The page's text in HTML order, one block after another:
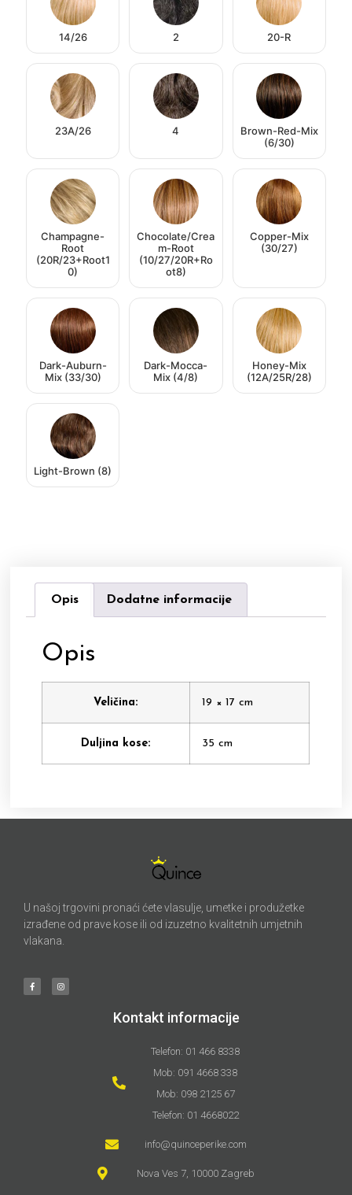
14/26 2 20-R
23A/26 4
Brown-Red-Mix
(6/30)
Champagne-
Root
(20R/23+Root1
0)
Chocolate/Crea
m-Root
(10/27/20R+Ro
ot8)
Copper-Mix
(30/27)
Dark-Auburn-
Mix (33/30)
Dark-Mocca-
Mix (4/8)
Honey-Mix
(12A/25R/28)
Light-Brown (8)
Opis Dodatne informacije
Opis
Veličina: 19 × 17 cm
Duljina kose: 35 cm
U našoj trgovini pronaći ćete vlasulje, umetke i produžetke
izrađene od prave kose ili od izuzetno kvalitetnih umjetnih
vlakana.
Kontakt informacije
Telefon: 01 466 8338
Mob: 091 4668 338
Mob: 098 2125 67
Telefon: 01 4668022
info@quinceperike.com
Nova Ves 7, 10000 Zagreb